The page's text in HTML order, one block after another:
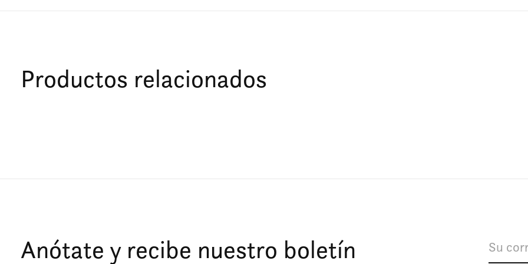
Productos relacionados
Anótate y recibe nuestro boletín